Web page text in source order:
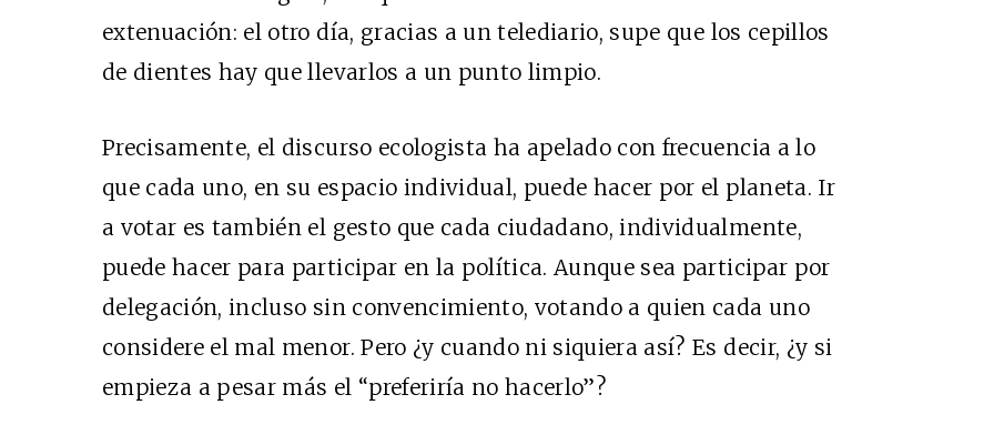
extenuación: el otro día, gracias a un telediario, supe que los cepillos
de dientes hay que llevarlos a un punto limpio.
Precisamente, el discurso ecologista ha apelado con frecuencia a lo
que cada uno, en su espacio individual, puede hacer por el planeta. Ir
a votar es también el gesto que cada ciudadano, individualmente,
puede hacer para participar en la política. Aunque sea participar por
delegación, incluso sin convencimiento, votando a quien cada uno
considere el mal menor. Pero ¿y cuando ni siquiera así? Es decir, ¿y si
empieza a pesar más el “preferiría no hacerlo”?